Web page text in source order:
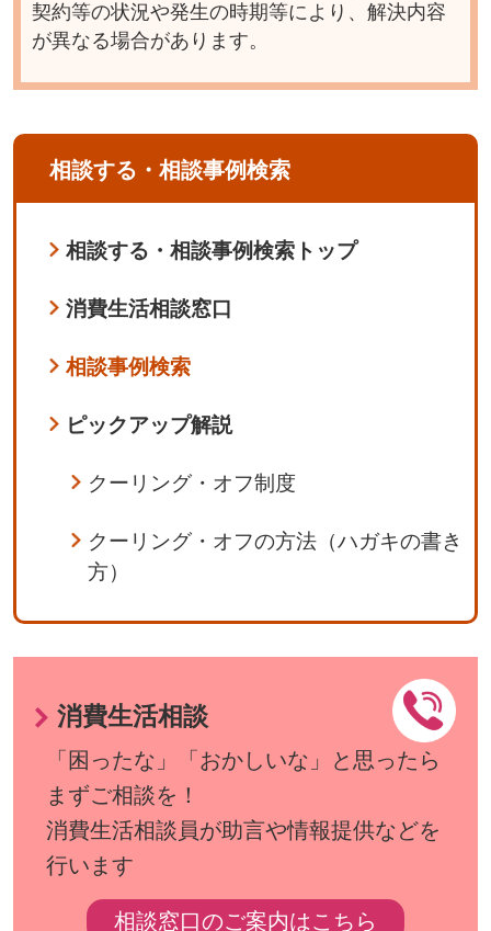
契約等の状況や発生の時期等により、解決内容
が異なる場合があります。
相談する・相談事例検索
相談する・相談事例検索トップ
消費生活相談窓口
相談事例検索
ピックアップ解説
クーリング・オフ制度
クーリング・オフの方法（ハガキの書き
方）
消費生活相談
「困ったな」「おかしいな」と思ったら
まずご相談を！
消費生活相談員が助言や情報提供などを
行います
相談窓口のご案内はこちら